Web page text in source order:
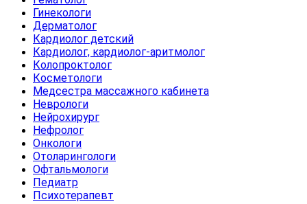
Гинекологи
Дерматолог
Кардиолог детский
Кардиолог, кардиолог-аритмолог
Колопроктолог
Косметологи
Медсестра массажного кабинета
Неврологи
Нейрохирург
Нефролог
Онкологи
Отоларингологи
Офтальмологи
Педиатр
Психотерапевт